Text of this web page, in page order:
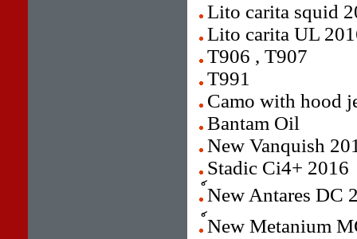
Lito carita squid
Lito carita UL
T906 , T907
T991
Camo with hood
Bantam Oil
New Vanquish
Stadic Ci4+ 2016
New Antares DC
New Metanium